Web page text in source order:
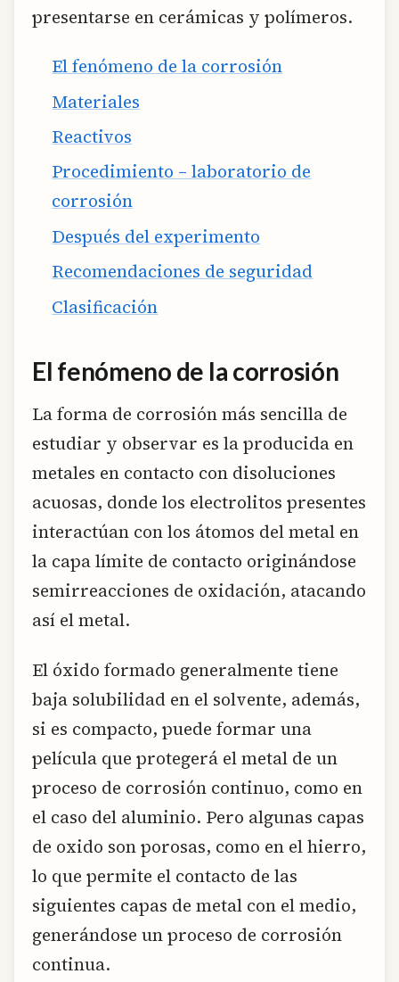
presentarse en cerámicas y polímeros.
El fenómeno de la corrosión
Materiales
Reactivos
Procedimiento – laboratorio de
corrosión
Después del experimento
Recomendaciones de seguridad
Clasificación
El fenómeno de la corrosión
La forma de corrosión más sencilla de
estudiar y observar es la producida en
metales en contacto con disoluciones
acuosas, donde los electrolitos presentes
interactúan con los átomos del metal en
la capa límite de contacto originándose
semirreacciones de oxidación, atacando
así el metal.
El óxido formado generalmente tiene
baja solubilidad en el solvente, además,
si es compacto, puede formar una
película que protegerá el metal de un
proceso de corrosión continuo, como en
el caso del aluminio. Pero algunas capas
de oxido son porosas, como en el hierro,
lo que permite el contacto de las
siguientes capas de metal con el medio,
generándose un proceso de corrosión
continua.